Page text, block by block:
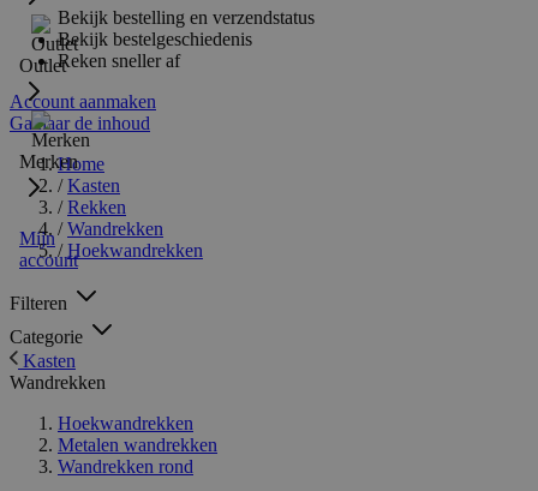
Outlet
Merken
Mijn
account
Bekijk bestelling en verzendstatus
Bekijk bestelgeschiedenis
Reken sneller af
Account aanmaken
Ga naar de inhoud
Home
/ Kasten
/ Rekken
/ Wandrekken
/ Hoekwandrekken
Filteren
Categorie
Kasten
Wandrekken
Hoekwandrekken
Metalen wandrekken
Wandrekken rond